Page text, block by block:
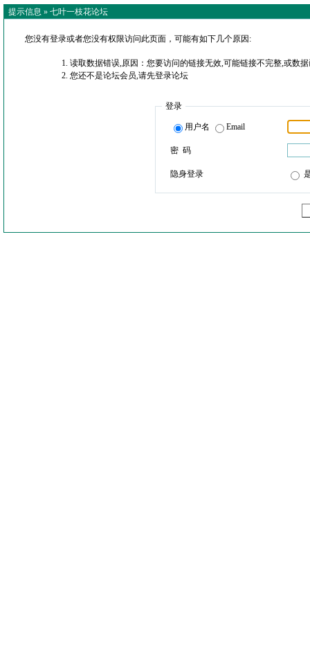
提示信息 » 七叶一枝花论坛
您没有登录或者您没有权限访问此页面，可能有如下几个原因:
读取数据错误,原因：您要访问的链接无效,可能链接不完整,或数
您还不是论坛会员,请先登录论坛
登录
用户名 Email
密 码
隐身登录